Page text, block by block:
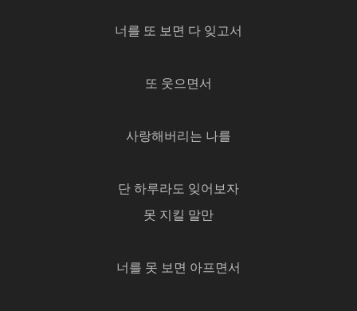
너를 또 보면 다 잊고서
또 웃으면서
사랑해버리는 나를
단 하루라도 잊어보자
못 지킬 말만
너를 못 보면 아프면서